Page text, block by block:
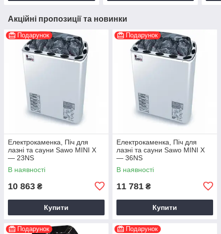
Акційні пропозиції та новинки
Подарунок
Електрокаменка, Піч для
лазні та сауни Sawo MINI X
— 23NS
В наявності
10 863 ₴
Купити
Подарунок
Електрокаменка, Піч для
лазні та сауни Sawo MINI X
— 36NS
В наявності
11 781 ₴
Купити
Подарунок Подарунок